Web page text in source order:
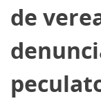
Cidades
Política
Opinião
de